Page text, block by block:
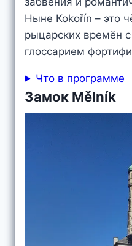
Ныне Kokořín – это
рыцарских времён
глоссарием
Что в программе
Замок Mělník